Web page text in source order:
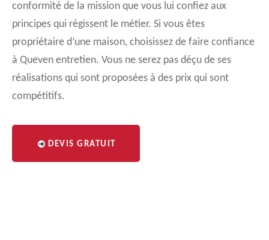
conformité de la mission que vous lui confiez aux
principes qui régissent le métier. Si vous êtes
propriétaire d’une maison, choisissez de faire confiance
à Queven entretien. Vous ne serez pas déçu de ses
réalisations qui sont proposées à des prix qui sont
compétitifs.
DEVIS GRATUIT